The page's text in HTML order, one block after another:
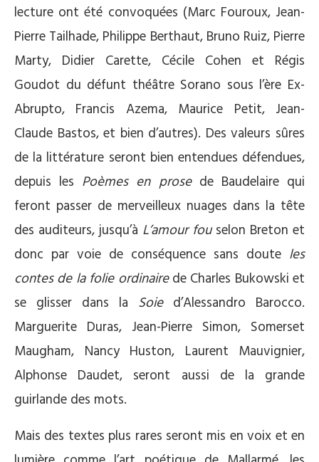
lecture ont été convoquées (Marc Fouroux, Jean-
Pierre Tailhade, Philippe Berthaut, Bruno Ruiz, Pierre
Marty, Didier Carette, Cécile Cohen et Régis
Goudot du défunt théâtre Sorano sous l’ère Ex-
Abrupto, Francis Azema, Maurice Petit, Jean-
Claude Bastos, et bien d’autres). Des valeurs sûres
de la littérature seront bien entendues défendues,
depuis les Poèmes en prose de Baudelaire qui
feront passer de merveilleux nuages dans la tête
des auditeurs, jusqu’à L’amour fouselon Breton et
donc par voie de conséquence sans doute les
contes de la folie ordinairede Charles Bukowski et
se glisser dans la Soie d’Alessandro Barocco.
Marguerite Duras, Jean-Pierre Simon, Somerset
Maugham, Nancy Huston, Laurent Mauvignier,
Alphonse Daudet, seront aussi de la grande
guirlande des mots.
Mais des textes plus rares seront mis en voix et en